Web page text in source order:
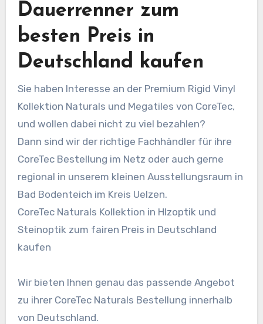
Dauerrenner zum
besten Preis in
Deutschland kaufen
Sie haben Interesse an der Premium Rigid Vinyl
Kollektion Naturals und Megatiles von CoreTec,
und wollen dabei nicht zu viel bezahlen?
Dann sind wir der richtige Fachhändler für ihre
CoreTec Bestellung im Netz oder auch gerne
regional in unserem kleinen Ausstellungsraum in
Bad Bodenteich im Kreis Uelzen.
CoreTec Naturals Kollektion in Hlzoptik und
Steinoptik zum fairen Preis in Deutschland
kaufen
Wir bieten Ihnen genau das passende Angebot
zu ihrer CoreTec Naturals Bestellung innerhalb
von Deutschland.